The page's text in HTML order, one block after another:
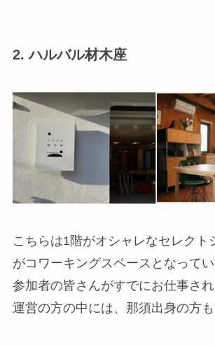
2.ハルバル材木座
こちらは1階がオシャレなセレクト
がコワーキングスペースとなって
参加者の皆さんがすでにお仕事され
運営の方の中には、那須出身の方も